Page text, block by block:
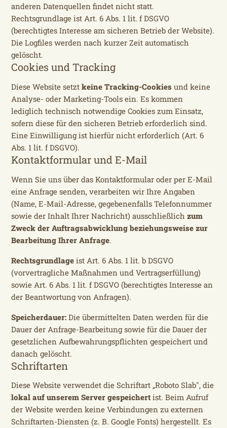
anderen Datenquellen findet nicht statt.
Rechtsgrundlage ist Art. 6 Abs. 1 lit. f DSGVO
(berechtigtes Interesse am sicheren Betrieb der Website).
Die Logfiles werden nach kurzer Zeit automatisch
gelöscht.
Cookies und Tracking
Diese Website setztkeine Tracking-Cookies und keine
Analyse- oder Marketing-Tools ein. Es kommen
lediglich technisch notwendige Cookies zum Einsatz,
sofern diese für den sicheren Betrieb erforderlich sind.
Eine Einwilligung ist hierfür nicht erforderlich (Art. 6
Abs. 1 lit. f DSGVO).
Kontaktformular und E-Mail
Wenn Sie uns über das Kontaktformular oder per E-Mail
eine Anfrage senden, verarbeiten wir Ihre Angaben
(Name, E-Mail-Adresse, gegebenenfalls Telefonnummer
sowie der Inhalt Ihrer Nachricht) ausschließlichzum
Zweck der Auftragsabwicklung beziehungsweise zur
Bearbeitung Ihrer Anfrage.
Rechtsgrundlage ist Art. 6 Abs. 1 lit. b DSGVO
(vorvertragliche Maßnahmen und Vertragserfüllung)
sowie Art. 6 Abs. 1 lit. f DSGVO (berechtigtes Interesse an
der Beantwortung von Anfragen).
Speicherdauer: Die übermittelten Daten werden für die
Dauer der Anfrage-Bearbeitung sowie für die Dauer der
gesetzlichen Aufbewahrungspflichten gespeichert und
danach gelöscht.
Schriftarten
Diese Website verwendet die Schriftart „Roboto Slab", die
lokal auf unserem Server gespeichert ist. Beim Aufruf
der Website werden keine Verbindungen zu externen
Schriftarten-Diensten (z. B. Google Fonts) hergestellt. Es